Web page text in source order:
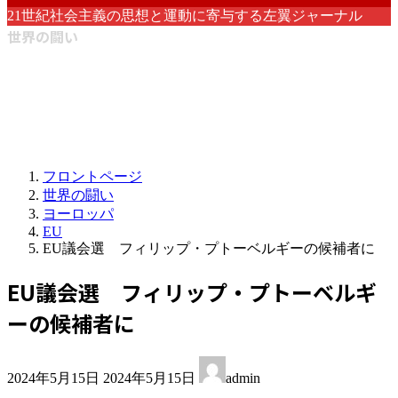
21世紀社会主義の思想と運動に寄与する左翼ジャーナル
世界の闘い
フロントページ
世界の闘い
ヨーロッパ
EU
EU議会選 フィリップ・プトーベルギーの候補者に
EU議会選 フィリップ・プトーベルギ
ーの候補者に
2024年5月15日 終
2024年5月15日 admin